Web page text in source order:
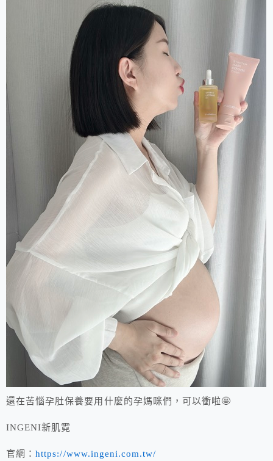
還在苦惱孕肚保養要用什麼的孕媽咪們，可以衝啦🤩
INGENI新肌霓
官網：https://www.ingeni.com.tw/